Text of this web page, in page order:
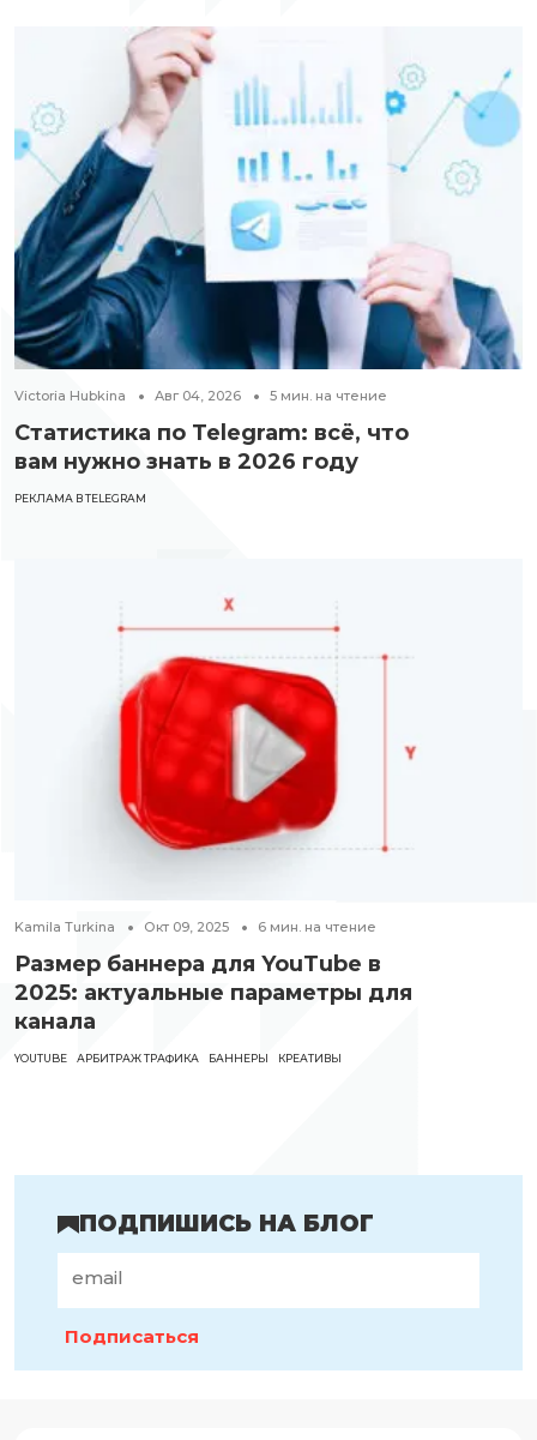
Victoria Hubkina Авг 04, 2026 5 мин. на чтение
Статистика по Telegram: всё, что
вам нужно знать в 2026 году
РЕКЛАМА В TELEGRAM
Kamila Turkina Окт 09, 2025 6 мин. на чтение
Размер баннера для YouTube в
2025: актуальные параметры для
канала
YOUTUBE АРБИТРАЖ ТРАФИКА БАННЕРЫ КРЕАТИВЫ
ПОДПИШИСЬ НА БЛОГ
Подписаться